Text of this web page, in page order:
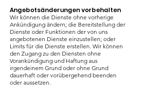
Angebotsänderungen vorbehalten
Wir können die Dienste ohne vorherige
Ankündigung ändern; die Bereitstellung der
Dienste oder Funktionen der von uns
angebotenen Dienste einzustellen; oder
Limits für die Dienste erstellen. Wir können
den Zugang zu den Diensten ohne
Vorankündigung und Haftung aus
irgendeinem Grund oder ohne Grund
dauerhaft oder vorübergehend beenden
oder aussetzen.